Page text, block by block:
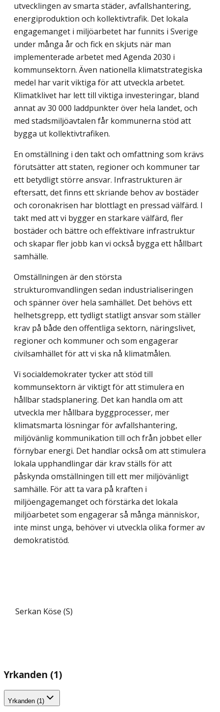
utvecklingen av smarta städer, avfallshantering,
energiproduktion och kollektivtrafik. Det lokala
engagemanget i miljöarbetet har funnits i Sverige
under många år och fick en skjuts när man
implementerade arbetet med Agenda 2030 i
kommunsektorn. Även nationella klimatstrategiska
medel har varit viktiga för att utveckla arbetet.
Klimatklivet har lett till viktiga investeringar, bland
annat av 30 000 laddpunkter över hela landet, och
med stadsmiljöavtalen får kommunerna stöd att
bygga ut kollektivtrafiken.
En omställning i den takt och omfattning som krävs
förutsätter att staten, regioner och kommuner tar
ett betydligt större ansvar. Infrastrukturen är
eftersatt, det finns ett skriande behov av bostäder
och coronakrisen har blottlagt en pressad välfärd. I
takt med att vi bygger en starkare välfärd, fler
bostäder och bättre och effektivare infrastruktur
och skapar fler jobb kan vi också bygga ett hållbart
samhälle.
Omställningen är den största
strukturomvandlingen sedan industrialiseringen
och spänner över hela samhället. Det behövs ett
helhetsgrepp, ett tydligt statligt ansvar som ställer
krav på både den offentliga sektorn, näringslivet,
regioner och kommuner och som engagerar
civilsamhället för att vi ska nå klimatmålen.
Vi socialdemokrater tycker att stöd till
kommunsektorn är viktigt för att stimulera en
hållbar stadsplanering. Det kan handla om att
utveckla mer hållbara byggprocesser, mer
klimatsmarta lösningar för avfallshantering,
miljövänlig kommunikation till och från jobbet eller
förnybar energi. Det handlar också om att stimulera
lokala upphandlingar där krav ställs för att
påskynda omställningen till ett mer miljövänligt
samhälle. För att ta vara på kraften i
miljöengagemanget och förstärka det lokala
miljöarbetet som engagerar så många människor,
inte minst unga, behöver vi utveckla olika former av
demokratistöd.
Serkan Köse (S)
Yrkanden (1)
Yrkanden (1)